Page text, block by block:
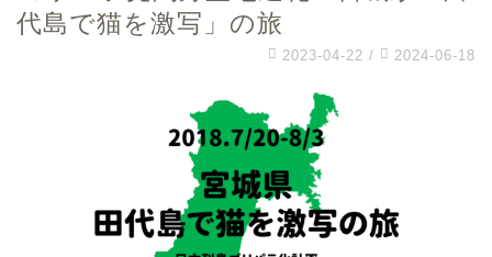
代島で猫を激写」の旅
2023-04-22 / 2024-06-18